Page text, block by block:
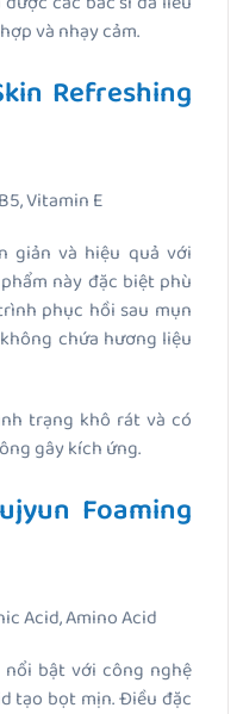
và nhạy cảm.
Refreshing
Vitamin E
giản và hiệu quả với
này đặc biệt phù
phục hồi sau mụn
chứa hương liệu
trạng khô rát và có
gây kích ứng.
Foaming
Acid, Amino Acid
bật với công nghệ
tạo bọt mịn. Điều đặc